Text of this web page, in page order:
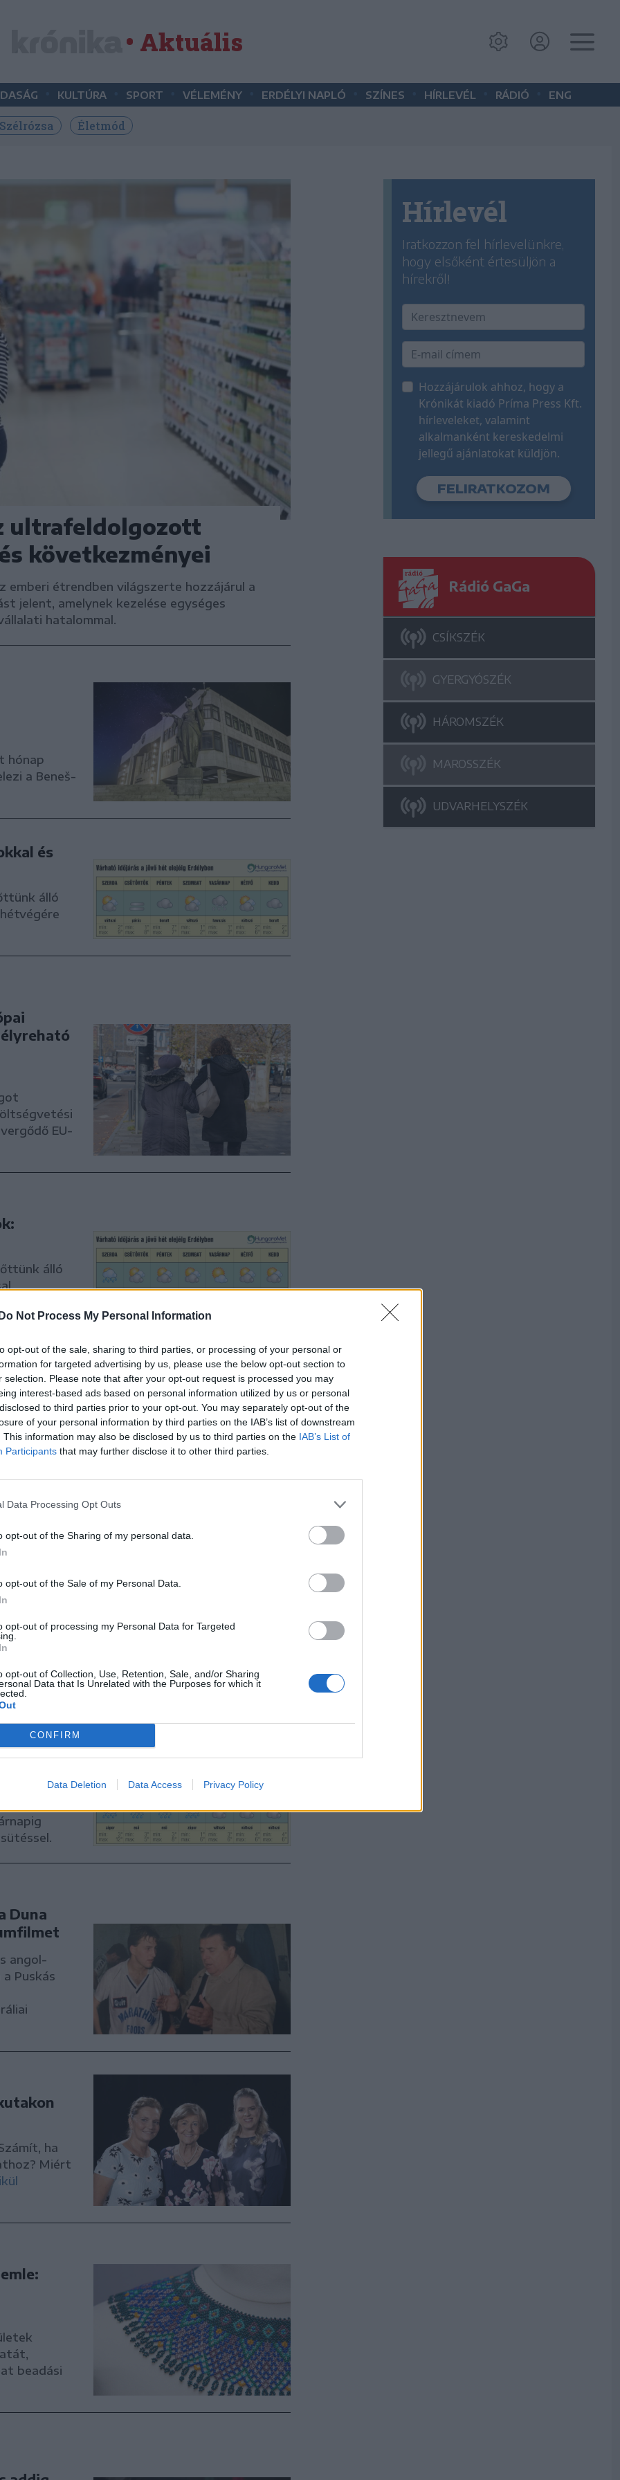
Do Not Process My Personal Information
opt-out of the sale, sharing to third parties, or processing of your personal or
for targeted advertising by us, please use the below opt-out section to
selection. Please note that after your opt-out request is processed you may
interest-based ads based on personal information utilized by us or personal
to third parties prior to your opt-out. You may separately opt-out of the
of your personal information by third parties on the IAB’s list of downstream
This information may also be disclosed by us to third parties on the IAB’s List of
Participants that may further disclose it to other third parties.
Data Processing Opt Outs
opt-out of the Sharing of my personal data.
opt-out of the Sale of my Personal Data.
opt-out of processing my Personal Data for Targeted
opt-out of Collection, Use, Retention, Sale, and/or Sharing
Data that Is Unrelated with the Purposes for which it
CONFIRM
Data Deletion Data Access Privacy Policy
• Aktuális
KULTÚRA SPORT VÉLEMÉNY ERDÉLYI NAPLÓ SZÍNES HÍRLEVÉL RÁDIÓ ENG
Szélrózsa Életmód
ultrafeldolgozott
következményei
étrendben világszerte hozzájárul a
jelent, amelynek kezelése egységes
hatalommal.
hónap
a Beneš-
és
álló
EU-
álló
jókora
így
–
A
mégis
a hívek.
a hét
és
Duna
angol-
Puskás
ha
Miért
beadási
Hírlevél
Iratkozzon fel hírlevelünkre,
hogy elsőként értesüljön a
hírekről!
Hozzájárulok ahhoz, hogy a
Krónikát kiadó Príma Press Kft.
hírleveleket, valamint
alkalmanként kereskedelmi
jellegű ajánlatokat küldjön.
Rádió GaGa
CSÍKSZÉK
GYERGYÓSZÉK
HÁROMSZÉK
MAROSSZÉK
UDVARHELYSZÉK